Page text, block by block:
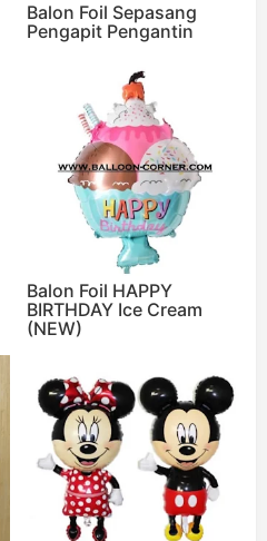
Balon Foil Sepasang
Pengapit Pengantin
Balon Foil HAPPY
BIRTHDAY Ice Cream
(NEW)